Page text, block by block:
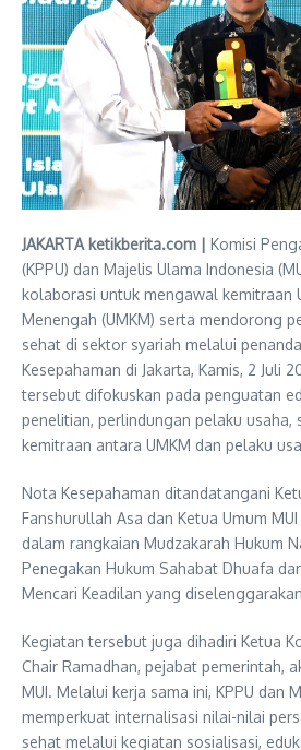
JAKARTA ketikberita.com | Komisi
(KPPU) dan Majelis Ulama Indonesia
kolaborasi untuk mengawal kemitraan
Menengah (UMKM) serta mendorong
sehat di sektor syariah melalui
Kesepahaman di Jakarta, Kamis, 2 Juli
tersebut difokuskan pada penguatan
penelitian, perlindungan pelaku usaha,
kemitraan antara UMKM dan pelaku
Nota Kesepahaman ditandatangani
Fanshurullah Asa dan Ketua Umum
dalam rangkaian Mudzakarah Hukum
Penegakan Hukum Sahabat Dhuafa
Mencari Keadilan yang
Kegiatan tersebut juga dihadiri Ketua
Chair Ramadhan, pejabat pemerintah,
MUI. Melalui kerja sama ini, KPPU dan
memperkuat internalisasi nilai-nilai
sehat melalui kegiatan sosialisasi,